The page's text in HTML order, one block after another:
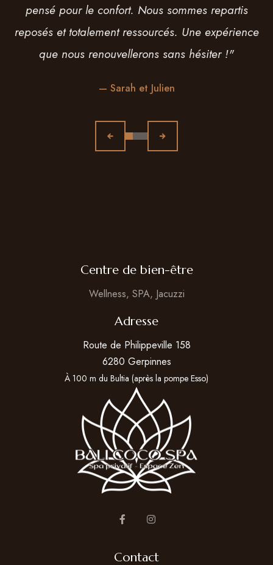
un moment à l'air libre. C'était un véritable
moment hors du temps."
Wellness, SPA, Jacuzzi
Adresse
Route de Philippeville 158
6280 Gerpinnes
À 100 m du Bultia (après la pompe Esso)
0483/08.74.12